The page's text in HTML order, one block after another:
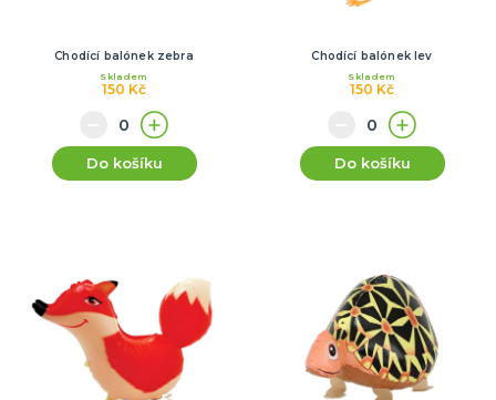
Chodící balónek zebra
150 Kč
Skladem
Do košíku
Chodící balónek lev
150 Kč
Skladem
Do košíku